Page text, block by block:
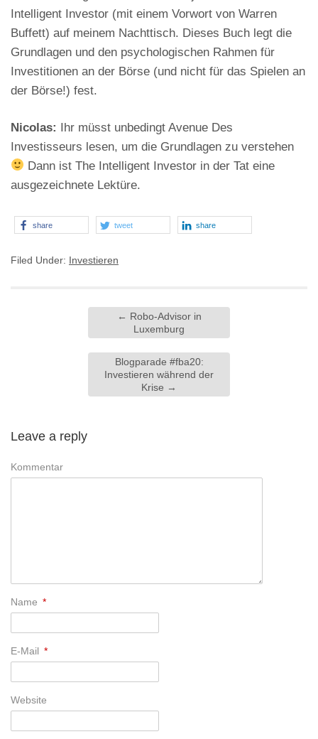
Intelligent Investor (mit einem Vorwort von Warren
Buffett) auf meinem Nachttisch. Dieses Buch legt die
Grundlagen und den psychologischen Rahmen für
Investitionen an der Börse (und nicht für das Spielen an
der Börse!) fest.
Nicolas: Ihr müsst unbedingt Avenue Des
Investisseurs lesen, um die Grundlagen zu verstehen
Dann ist The Intelligent Investor in der Tat eine
ausgezeichnete Lektüre.
share tweet share
Filed Under: Investieren
← Robo-Advisor in
Luxemburg
Blogparade #fba20:
Investieren während der
Krise →
Leave a reply
Kommentar
Name *
E-Mail *
Website